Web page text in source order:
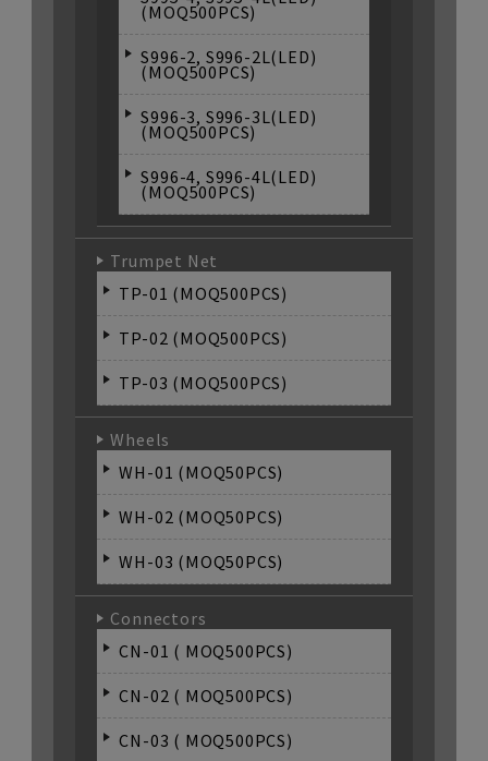
(MOQ500PCS)
S996-2, S996-2L(LED)
(MOQ500PCS)
S996-3, S996-3L(LED)
(MOQ500PCS)
S996-4, S996-4L(LED)
(MOQ500PCS)
Trumpet Net
TP-01 (MOQ500PCS)
TP-02 (MOQ500PCS)
TP-03 (MOQ500PCS)
Wheels
WH-01 (MOQ50PCS)
WH-02 (MOQ50PCS)
WH-03 (MOQ50PCS)
Connectors
CN-01 ( MOQ500PCS)
CN-02 ( MOQ500PCS)
CN-03 ( MOQ500PCS)